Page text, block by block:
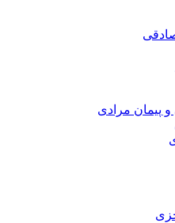
مرادی